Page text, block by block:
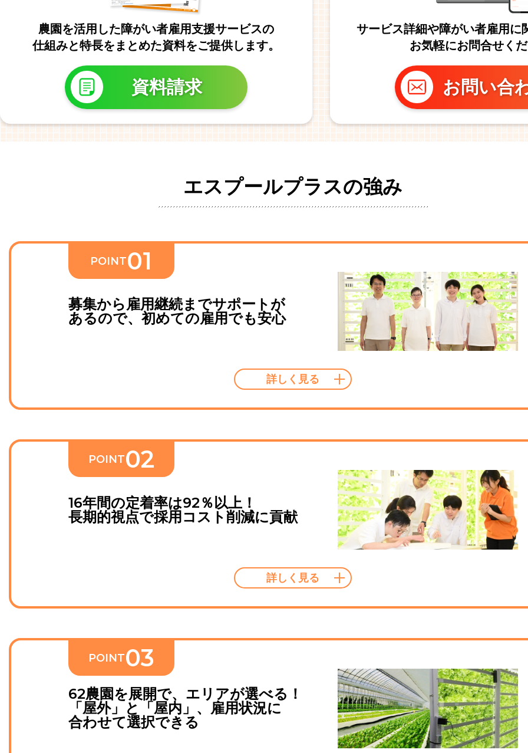
農園を活用した障がい者雇用支援サービスの
仕組みと特長をまとめた資料をご提供します。
資料請求
サービス詳細や障がい者雇用に
お気軽にお問合せくだ
お問い合
エスプールプラスの強み
POINT01
募集から雇用継続までサポートが
あるので、初めての雇用でも安心
POINT02
16年間の定着率は92％以上！
長期的視点で採用コスト削減に貢献
POINT03
62農園を展開で、エリアが選べる！
「屋外」と「屋内」、雇用状況に
合わせて選択できる